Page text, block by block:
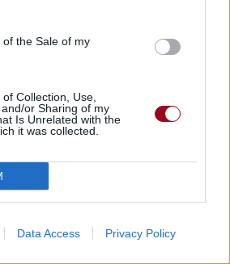
the Sale of my
Collection, Use,
or Sharing of my
Is Unrelated with the
it was collected.
Data Access Privacy Policy
plaisir musical :
apprenez la guitare chez
les MP3 sur
les MP3 ou trouver le CD sur
de musique ou une partition au